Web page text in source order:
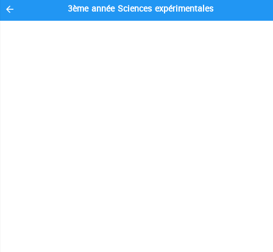
3ème année Sciences expérimentales